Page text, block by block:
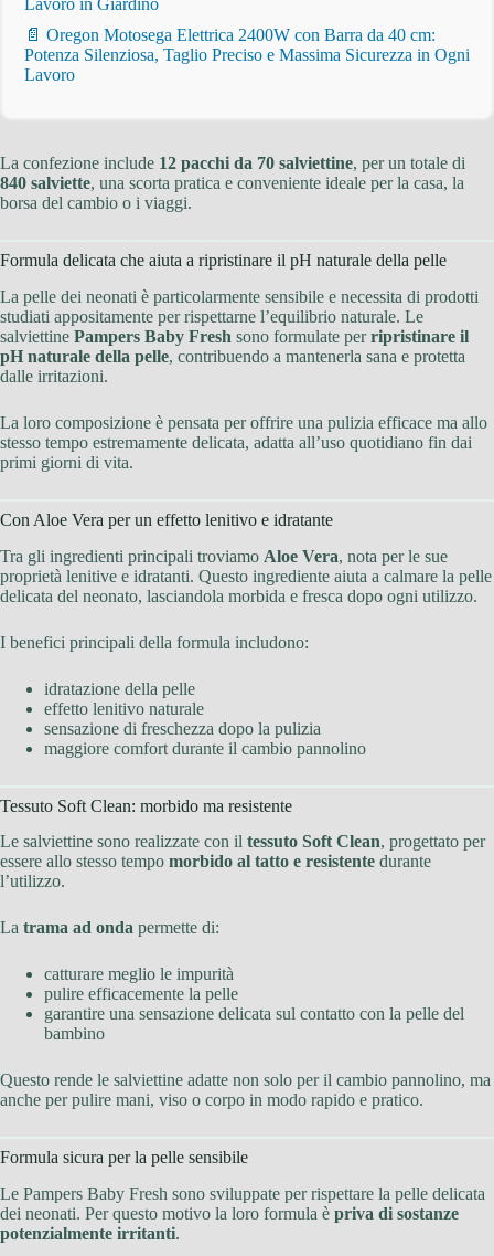
Lavoro in Giardino
📄 Oregon Motosega Elettrica 2400W con Barra da 40 cm:
Potenza Silenziosa, Taglio Preciso e Massima Sicurezza in Ogni
Lavoro
La confezione include 12 pacchi da 70 salviettine, per un totale di
840 salviette, una scorta pratica e conveniente ideale per la casa, la
borsa del cambio o i viaggi.
Formula delicata che aiuta a ripristinare il pH naturale della pelle
La pelle dei neonati è particolarmente sensibile e necessita di prodotti
studiati appositamente per rispettarne l’equilibrio naturale. Le
salviettine Pampers Baby Fresh sono formulate perripristinare il
pH naturale della pelle, contribuendo a mantenerla sana e protetta
dalle irritazioni.
La loro composizione è pensata per offrire una pulizia efficace ma allo
stesso tempo estremamente delicata, adatta all’uso quotidiano fin dai
primi giorni di vita.
Con Aloe Vera per un effetto lenitivo e idratante
Tra gli ingredienti principali troviamo Aloe Vera, nota per le sue
proprietà lenitive e idratanti. Questo ingrediente aiuta a calmare la pelle
delicata del neonato, lasciandola morbida e fresca dopo ogni utilizzo.
I benefici principali della formula includono:
idratazione della pelle
effetto lenitivo naturale
sensazione di freschezza dopo la pulizia
maggiore comfort durante il cambio pannolino
Tessuto Soft Clean: morbido ma resistente
Le salviettine sono realizzate con il tessuto Soft Clean, progettato per
essere allo stesso tempo morbido al tatto e resistente durante
l’utilizzo.
La trama ad onda permette di:
catturare meglio le impurità
pulire efficacemente la pelle
garantire una sensazione delicata sul contatto con la pelle del
bambino
Questo rende le salviettine adatte non solo per il cambio pannolino, ma
anche per pulire mani, viso o corpo in modo rapido e pratico.
Formula sicura per la pelle sensibile
Le Pampers Baby Fresh sono sviluppate per rispettare la pelle delicata
dei neonati. Per questo motivo la loro formula è priva di sostanze
potenzialmente irritanti.